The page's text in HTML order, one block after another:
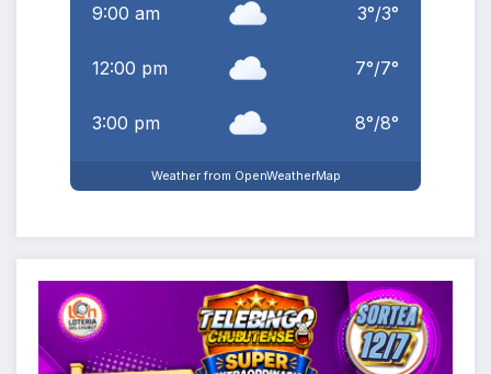
9:00 am 3°/3°
12:00 pm 7°/7°
3:00 pm 8°/8°
Weather from OpenWeatherMap